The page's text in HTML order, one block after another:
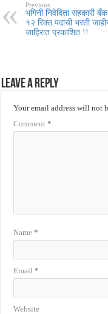
Previous
भगिनी निवेदिता सहकारी
१२ रिक्त पदांची भरती
जाहिरात प्रकाशित !!
Leave a Reply
Your email address will not
Comment*
Name*
Email*
Website